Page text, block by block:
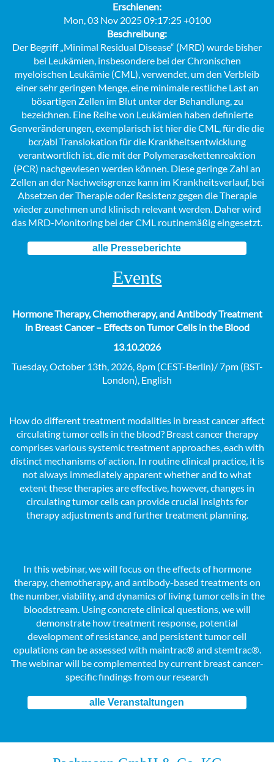
Erschienen:
Mon, 03 Nov 2025 09:17:25 +0100
Beschreibung:
Der Begriff „Minimal Residual Disease“ (MRD) wurde bisher
bei Leukämien, insbesondere bei der Chronischen
myeloischen Leukämie (CML), verwendet, um den Verbleib
einer sehr geringen Menge, eine minimale restliche Last an
bösartigen Zellen im Blut unter der Behandlung, zu
bezeichnen. Eine Reihe von Leukämien haben definierte
Genveränderungen, exemplarisch ist hier die CML, für die die
bcr/abl Translokation für die Krankheitsentwicklung
verantwortlich ist, die mit der Polymerasekettenreaktion
(PCR) nachgewiesen werden können. Diese geringe Zahl an
Zellen an der Nachweisgrenze kann im Krankheitsverlauf, bei
Absetzen der Therapie oder Resistenz gegen die Therapie
wieder zunehmen und klinisch relevant werden. Daher wird
das MRD-Monitoring bei der CML routinemäßig eingesetzt.
alle Presseberichte
Events
Hormone Therapy, Chemotherapy, and Antibody Treatment
in Breast Cancer – Effects on Tumor Cells in the Blood
13.10.2026
Tuesday, October 13th, 2026, 8pm (CEST-Berlin)/ 7pm (BST-
London), English
How do different treatment modalities in breast cancer affect
circulating tumor cells in the blood? Breast cancer therapy
comprises various systemic treatment approaches, each with
distinct mechanisms of action. In routine clinical practice, it is
not always immediately apparent whether and to what
extent these therapies are effective, however, changes in
circulating tumor cells can provide crucial insights for
therapy adjustments and further treatment planning.
In this webinar, we will focus on the effects of hormone
therapy, chemotherapy, and antibody-based treatments on
the number, viability, and dynamics of living tumor cells in the
bloodstream. Using concrete clinical questions, we will
demonstrate how treatment response, potential
development of resistance, and persistent tumor cell
opulations can be assessed with maintrac® and stemtrac®.
The webinar will be complemented by current breast cancer-
specific findings from our research
alle Veranstaltungen